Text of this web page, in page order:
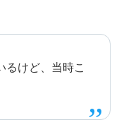
るけど、当時こ